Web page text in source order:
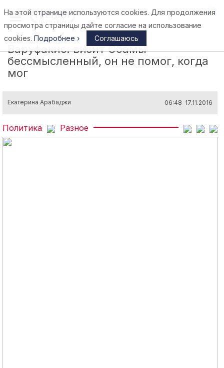
Афины
Варуфакис: визит Обамы
бессмысленный, он не помог, когда
мог
Екатерина Арабаджи 06:48 17.11.2016
Политика Разное
На этой странице используются cookies. Для продолжения
просмотра страницы дайте согласие на использование
cookies. Подробнее › Соглашаюсь